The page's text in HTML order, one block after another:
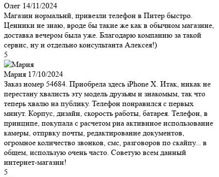
Олег 14/11/2024
Магазин нормальнй, привезли телефон в Питер быстро.
Ценники не знаю, вроде бы такие же как в обычном магазине,
доставка вечером была уже. Благодарю компанию за такой
сервис, ну и отдельно консультанта Алексея!)
5
Мария 17/10/2024
Заказ номер 54684. Приобрела здесь iPhone X. Итак, никак не
перестану хвалисть эту модель друзьям и знакомым, так что
теперь хвалю на публику. Телефон понравился с первых
минут. Корпус, дизайн, скорость работы, батарея. Телефон, в
принципе, покупала с расчетом рна активиное использование
камеры, отпрвку почты, редактирование документов,
огромное количество звонков, смс, разговоров по скайпу... в
общем, использую очень часто. Советую всем данный
интернет-магазин!
5